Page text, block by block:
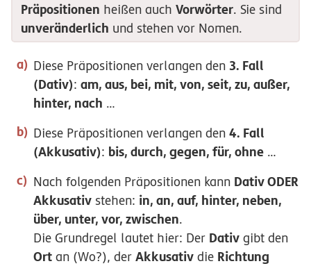
Präpositionen heißen auch Vorwörter. Sie sind
unveränderlich und stehen vor Nomen.
Diese Präpositionen verlangen den 3. Fall
(Dativ): am, aus, bei, mit, von, seit, zu, außer,
hinter, nach …
Diese Präpositionen verlangen den 4. Fall
(Akkusativ): bis, durch, gegen, für, ohne …
Nach folgenden Präpositionen kann Dativ ODER
Akkusativ stehen: in, an, auf, hinter, neben,
über, unter, vor, zwischen.
Die Grundregel lautet hier: Der Dativ gibt den
Ort an (Wo?), der Akkusativ die Richtung